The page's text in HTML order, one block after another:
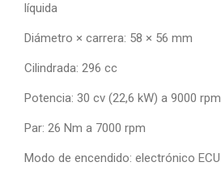
líquida
Diámetro × carrera: 58 × 56 mm
Cilindrada: 296 cc
Potencia: 30 cv (22,6 kW) a 9000 rpm
Par: 26 Nm a 7000 rpm
Modo de encendido: electrónico ECU